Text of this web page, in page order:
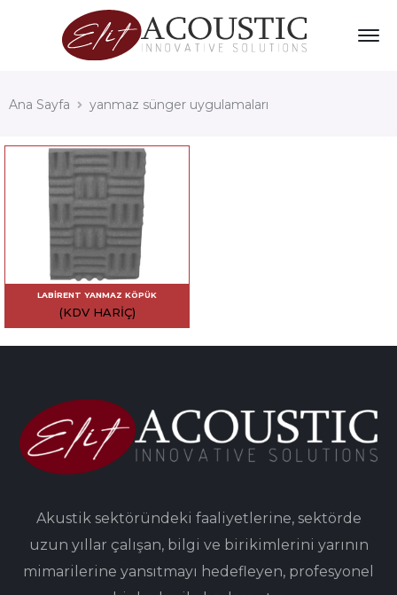
Ana Sayfa yanmaz sünger uygulamaları
LABIRENT YANMAZ KÖPÜK
(KDV HARIÇ)
Akustik sektöründeki faaliyetlerine, sektörde
uzun yıllar çalışan, bilgi ve birikimlerini yarının
mimarilerine yansıtmayı hedefleyen, profesyonel